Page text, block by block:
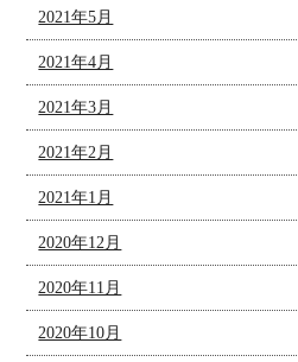
2021年5月
2021年4月
2021年3月
2021年2月
2021年1月
2020年12月
2020年11月
2020年10月